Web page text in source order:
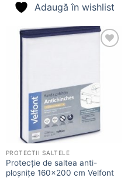
Adaugă în wishlist
PROTECTII SALTELE
Protecție de saltea anti-
ploșnițe 160×200 cm Velfont